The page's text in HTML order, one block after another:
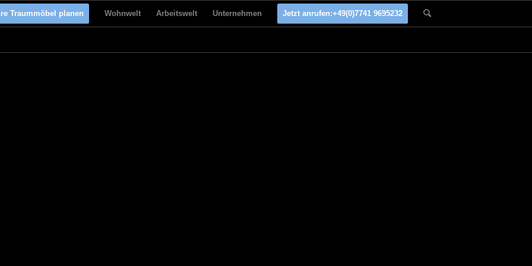
Traummöbel planen Wohnwelt Arbeitswelt Unternehmen Jetzt anrufen:+49(0)7741 9695232